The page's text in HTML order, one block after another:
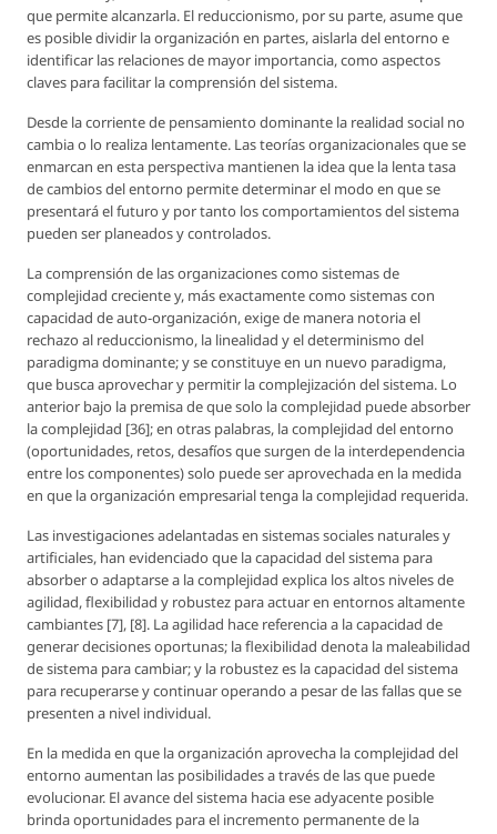
que permite alcanzarla. El reduccionismo, por su parte, asume que
es posible dividir la organización en partes, aislarla del entorno e
identificar las relaciones de mayor importancia, como aspectos
claves para facilitar la comprensión del sistema.
Desde la corriente de pensamiento dominante la realidad social no
cambia o lo realiza lentamente. Las teorías organizacionales que se
enmarcan en esta perspectiva mantienen la idea que la lenta tasa
de cambios del entorno permite determinar el modo en que se
presentará el futuro y por tanto los comportamientos del sistema
pueden ser planeados y controlados.
La comprensión de las organizaciones como sistemas de
complejidad creciente y, más exactamente como sistemas con
capacidad de auto-organización, exige de manera notoria el
rechazo al reduccionismo, la linealidad y el determinismo del
paradigma dominante; y se constituye en un nuevo paradigma,
que busca aprovechar y permitir la complejización del sistema. Lo
anterior bajo la premisa de que solo la complejidad puede absorber
la complejidad [36]; en otras palabras, la complejidad del entorno
(oportunidades, retos, desafíos que surgen de la interdependencia
entre los componentes) solo puede ser aprovechada en la medida
en que la organización empresarial tenga la complejidad requerida.
Las investigaciones adelantadas en sistemas sociales naturales y
artificiales, han evidenciado que la capacidad del sistema para
absorber o adaptarse a la complejidad explica los altos niveles de
agilidad, flexibilidad y robustez para actuar en entornos altamente
cambiantes [7], [8]. La agilidad hace referencia a la capacidad de
generar decisiones oportunas; la flexibilidad denota la maleabilidad
de sistema para cambiar; y la robustez es la capacidad del sistema
para recuperarse y continuar operando a pesar de las fallas que se
presenten a nivel individual.
En la medida en que la organización aprovecha la complejidad del
entorno aumentan las posibilidades a través de las que puede
evolucionar. El avance del sistema hacia ese adyacente posible
brinda oportunidades para el incremento permanente de la